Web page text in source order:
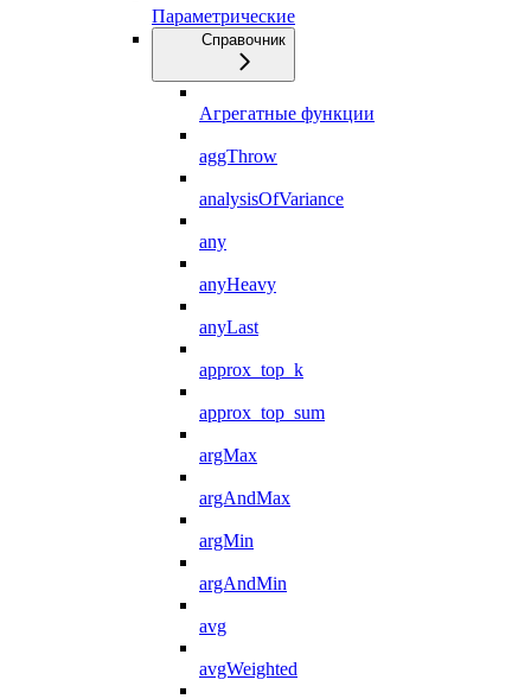
Параметрические
Справочник
Агрегатные функции
aggThrow
analysisOfVariance
any
anyHeavy
anyLast
approx_top_k
approx_top_sum
argMax
argAndMax
argMin
argAndMin
avg
avgWeighted